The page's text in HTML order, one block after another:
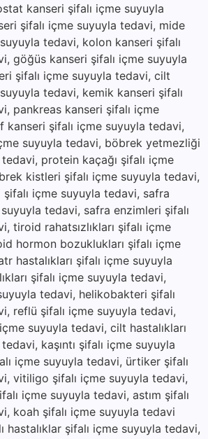
kanseri şifalı içme suyuyla
şifalı içme suyuyla tedavi, mide
tedavi, kolon kanseri şifalı
göğüs kanseri şifalı içme suyuyla
şifalı içme suyuyla tedavi, cilt
tedavi, kemik kanseri şifalı
pankreas kanseri şifalı içme
kanseri şifalı içme suyuyla tedavi,
suyuyla tedavi, böbrek yetmezliği
protein kaçağı şifalı içme
kistleri şifalı içme suyuyla tedavi,
şifalı içme suyuyla tedavi, safra
tedavi, safra enzimleri şifalı
tiroid rahatsızlıkları şifalı içme
hormon bozuklukları şifalı içme
hastalıkları şifalı içme suyuyla
şifalı içme suyuyla tedavi,
tedavi, helikobakteri şifalı
reflü şifalı içme suyuyla tedavi,
suyuyla tedavi, cilt hastalıkları
kaşıntı şifalı içme suyuyla
içme suyuyla tedavi, ürtiker şifalı
vitiligo şifalı içme suyuyla tedavi,
içme suyuyla tedavi, astım şifalı
koah şifalı içme suyuyla tedavi
hastalıklar şifalı içme suyuyla tedavi,